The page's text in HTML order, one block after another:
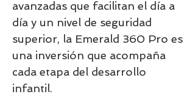
avanzadas que facilitan el día a
día y un nivel de seguridad
superior, la Emerald 360 Pro es
una inversión que acompaña
cada etapa del desarrollo
infantil.